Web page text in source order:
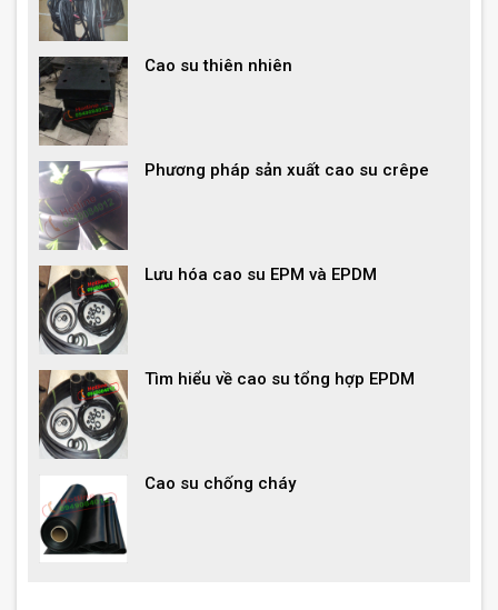
Cao su thiên nhiên
Phương pháp sản xuất cao su crêpe
Lưu hóa cao su EPM và EPDM
Tìm hiểu về cao su tổng hợp EPDM
Cao su chống cháy